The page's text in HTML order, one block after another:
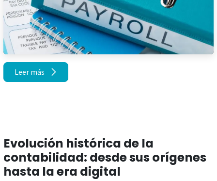
Leer más
Evolución histórica de la
contabilidad: desde sus orígenes
hasta la era digital